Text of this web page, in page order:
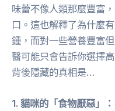
味蕾不像人類那麼豐富
口。這也解釋了為什麼
鍾，而對一些營養豐富
醫可能只會告訴你選擇
背後隱藏的真相是…
1. 貓咪的「食物厭惡」：